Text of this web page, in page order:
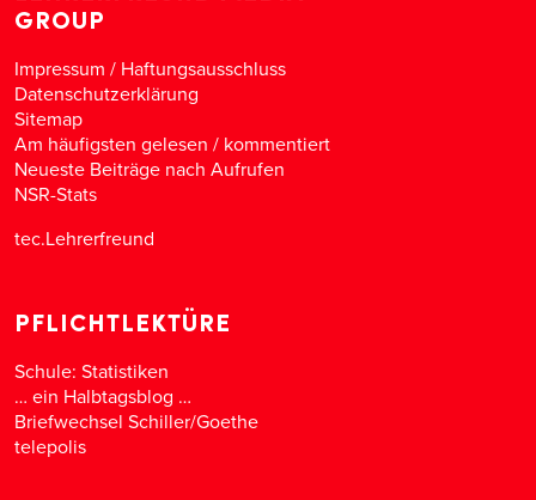
GROUP
Impressum / Haftungsausschluss
Datenschutzerklärung
Sitemap
Am häufigsten gelesen / kommentiert
Neueste Beiträge nach Aufrufen
NSR-Stats
tec.Lehrerfreund
PFLICHTLEKTÜRE
Schule: Statistiken
… ein Halbtagsblog …
Briefwechsel Schiller/Goethe
telepolis